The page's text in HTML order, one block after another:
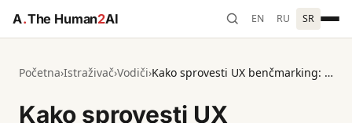
A.The Human2AI EN RU SR
Početna›Istraživač›Vodiči› Kako sprovesti UX benčmarking: praktičan vodič sa AI promptovima
Kako sprovesti UX